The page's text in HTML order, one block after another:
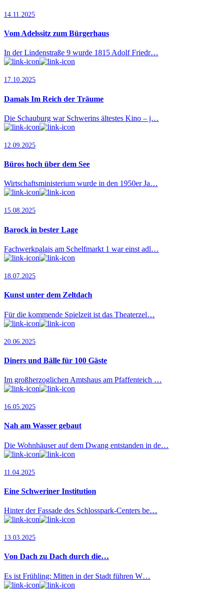
14.11.2025
Vom Adelssitz zum Bürgerhaus
In der Lindenstraße 9 wurde 1815 Adolf Friedr…
17.10.2025
Damals Im Reich der Träume
Die Schauburg war Schwerins ältestes Kino – j…
12.09.2025
Büros hoch über dem See
Wirtschaftsministerium wurde in den 1950er Ja…
15.08.2025
Barock in bester Lage
Fachwerkpalais am Schelfmarkt 1 war einst adl…
18.07.2025
Kunst unter dem Zeltdach
Für die kommende Spielzeit ist das Theaterzel…
20.06.2025
Diners und Bälle für 100 Gäste
Im großherzoglichen Amtshaus am Pfaffenteich …
16.05.2025
Nah am Wasser gebaut
Die Wohnhäuser auf dem Dwang entstanden in de…
11.04.2025
Eine Schweriner Institution
Hinter der Fassade des Schlosspark-Centers be…
13.03.2025
Von Dach zu Dach durch die…
Es ist Frühling: Mitten in der Stadt führen W…